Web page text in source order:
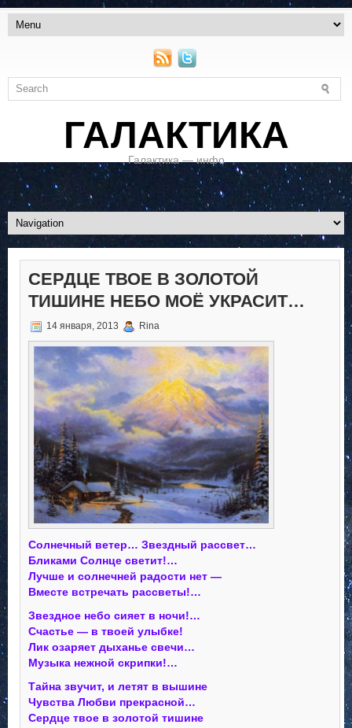
ГАЛАКТИКА
Галактика — инфо
СЕРДЦЕ ТВОЕ В ЗОЛОТОЙ
ТИШИНЕ НЕБО МОЁ УКРАСИТ…
14 января, 2013 Rina
Солнечный ветер… Звездный рассвет…
Бликами Солнце светит!…
Лучше и солнечней радости нет —
Вместе встречать рассветы!…
Звездное небо сияет в ночи!…
Счастье — в твоей улыбке!
Лик озаряет дыханье свечи…
Музыка нежной скрипки!…
Тайна звучит, и летят в вышине
Чувства Любви прекрасной…
Сердце твое в золотой тишине